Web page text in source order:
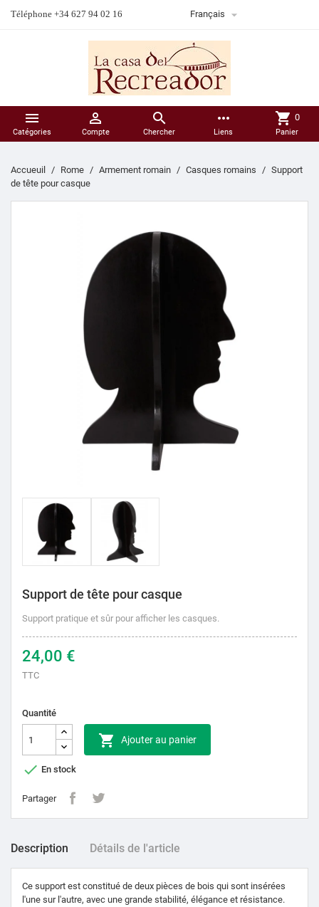
Téléphone +34 627 94 02 16 Français 

Catégories

Compte

Chercher
more_horiz
Liens
shopping_cart 0
Panier
Accueuil Rome Armement romain Casques romains
Support
de tête pour casque
Support de tête pour casque
Support pratique et sûr pour afficher les casques.
24,00 €
TTC
Quantité
 Ajouter au panier
 En stock
Partager
Description Détails de l'article
Ce support est constitué de deux pièces de bois qui sont insérées
l'une sur l'autre, avec une grande stabilité, élégance et résistance.